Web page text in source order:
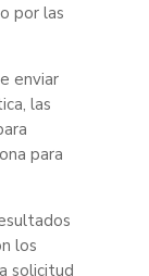
por las
enviar
las
para
los
solicitud